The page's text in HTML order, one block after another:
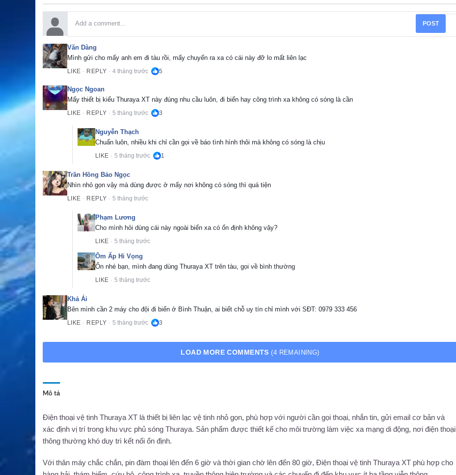
POST
Văn Dàng
Mình gửi cho mấy anh em đi tàu rồi, mấy chuyến ra xa có cái này đỡ lo mất liên lạc
LIKE · REPLY · 4 tháng trước 5
Ngọc Ngoan
Mấy thiết bị kiểu Thuraya XT này đúng nhu cầu luôn, đi biển hay công trình xa không có sóng là cần
LIKE · REPLY · 5 tháng trước 3
Nguyễn Thạch
Chuẩn luôn, nhiều khi chỉ cần gọi về báo tình hình thôi mà không có sóng là chịu
LIKE · 5 tháng trước 1
Trần Hồng Bảo Ngọc
Nhìn nhỏ gọn vậy mà dùng được ở mấy nơi không có sóng thì quá tiện
LIKE · REPLY · 5 tháng trước
Phạm Lương
Cho mình hỏi dùng cái này ngoài biển xa có ổn định không vậy?
LIKE · 5 tháng trước
Ôm Ấp Hi Vọng
Ổn nhé bạn, mình đang dùng Thuraya XT trên tàu, gọi về bình thường
LIKE · 5 tháng trước
Khả Ái
Bên mình cần 2 máy cho đội đi biển ở Bình Thuận, ai biết chỗ uy tín chỉ mình với SĐT: 0979 333 456
LIKE · REPLY · 5 tháng trước 3
LOAD MORE COMMENTS(4 REMAINING)
Mô tả
Điện thoại vệ tinh Thuraya XT là thiết bị liên lạc vệ tinh nhỏ gọn, phù hợp với người cần gọi thoại, nhắn tin, gửi email cơ bản và
xác định vị trí trong khu vực phủ sóng Thuraya. Sản phẩm được thiết kế cho môi trường làm việc xa mạng di động, nơi điện thoại
thông thường khó duy trì kết nối ổn định.
Với thân máy chắc chắn, pin đàm thoại lên đến 6 giờ và thời gian chờ lên đến 80 giờ, Điện thoại vệ tinh Thuraya XT phù hợp cho